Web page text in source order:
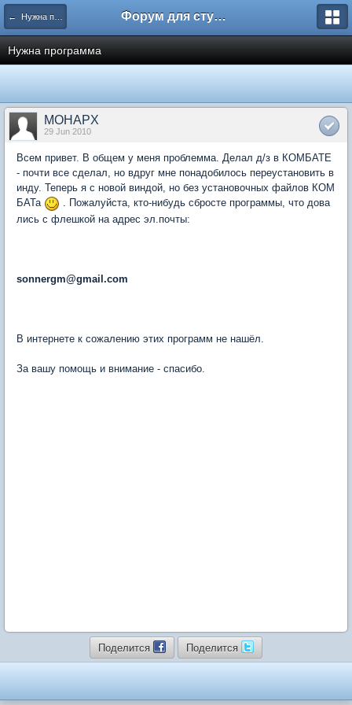
← Нужна помощь Форум для студента СГА
Нужна программа
MOHAPX
29 Jun 2010
Всем привет. В общем у меня проблемма. Делал д/з в КОМБАТЕ
- почти все сделал, но вдруг мне понадобилось переустановить в
инду. Теперь я с новой виндой, но без установочных файлов КОМ
БАТа
. Пожалуйста, кто-нибудь сбросте программы, что дова
лись с флешкой на адрес эл.почты:
sonnergm@gmail.com
В интернете к сожалению этих программ не нашёл.
За вашу помощь и внимание - спасибо.
Поделится Поделится